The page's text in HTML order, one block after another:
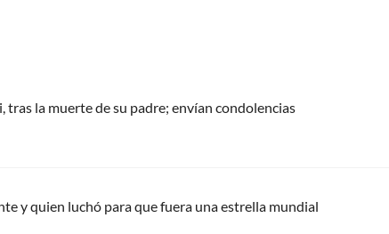
la muerte de su padre; envían condolencias
y quien luchó para que fuera una estrella mundial